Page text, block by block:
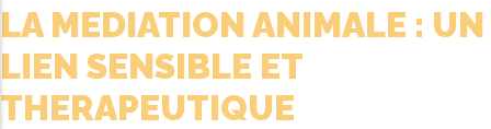
LA MEDIATION ANIMALE : UN
LIEN SENSIBLE ET
THERAPEUTIQUE